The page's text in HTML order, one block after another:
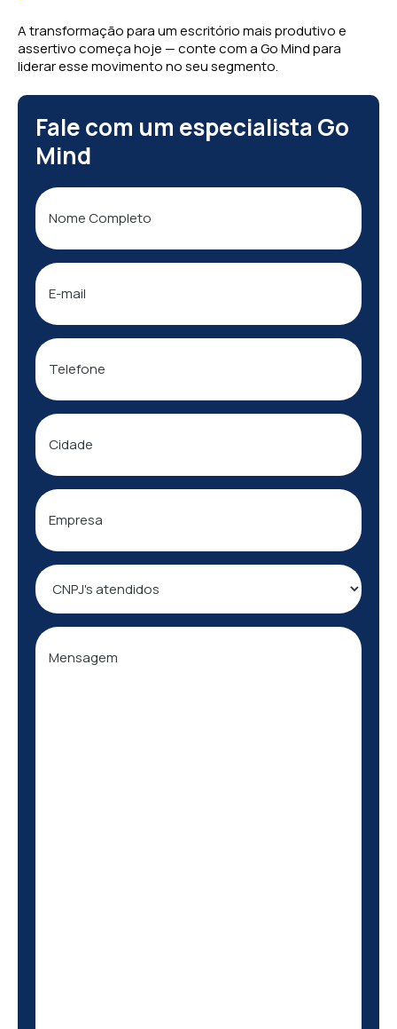
A transformação para um escritório mais produtivo e
assertivo começa hoje — conte com a Go Mind para
liderar esse movimento no seu segmento.
Fale com um especialista Go
Mind
Nome
E-
mail
Telefone
Cidade
Empresa
CNPJ's
atendidos
Mensagem